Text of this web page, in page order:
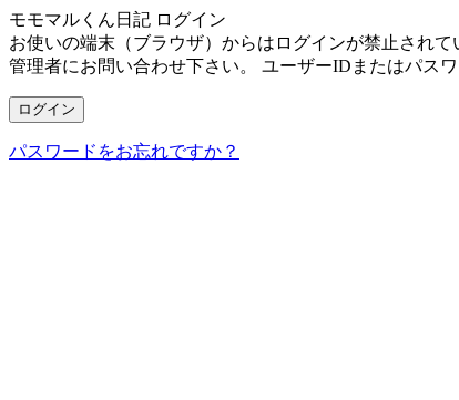
モモマルくん日記 ログイン
お使いの端末（ブラウザ）からはログインが禁止されて
管理者にお問い合わせ下さい。
ユーザーIDまたはパスワ
ログイン
パスワードをお忘れですか？